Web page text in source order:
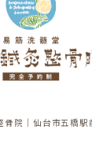
院｜仙台市五橋駅